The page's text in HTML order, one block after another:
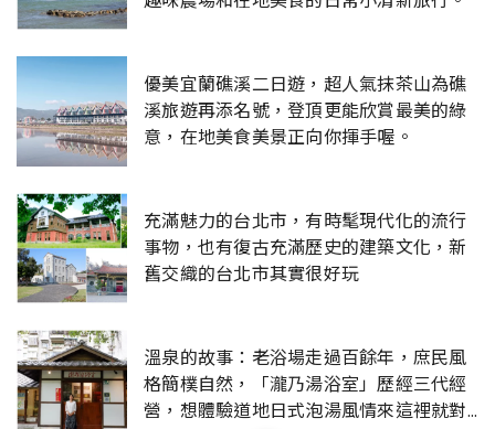
優美宜蘭礁溪二日遊，超人氣抹茶山為礁
溪旅遊再添名號，登頂更能欣賞最美的綠
意，在地美食美景正向你揮手喔。
充滿魅力的台北市，有時髦現代化的流行
事物，也有復古充滿歷史的建築文化，新
舊交織的台北市其實很好玩
溫泉的故事：老浴場走過百餘年，庶民風
格簡樸自然，「瀧乃湯浴室」歷經三代經
營，想體驗道地日式泡湯風情來這裡就對